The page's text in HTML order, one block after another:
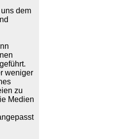
dem
weniger
zu
Medien